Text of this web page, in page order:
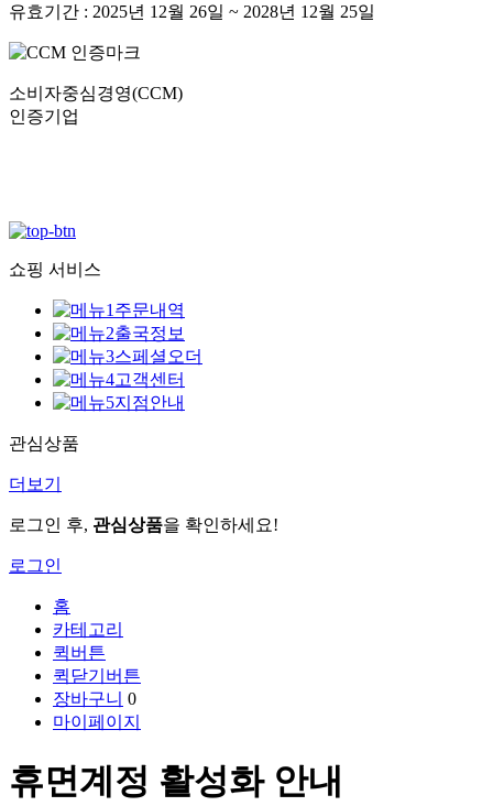
유효기간 : 2025년 12월 26일 ~ 2028년 12월 25일
소비자중심경영(CCM)
인증기업
쇼핑 서비스
주문내역
출국정보
스페셜오더
고객센터
지점안내
관심상품
더보기
로그인 후, 관심상품을 확인하세요!
로그인
홈
카테고리
퀵버튼
퀵닫기버튼
장바구니 0
마이페이지
휴면계정 활성화 안내